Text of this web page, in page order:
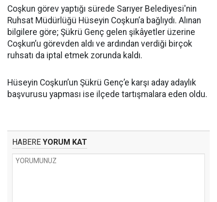
Coşkun görev yaptığı sürede Sarıyer Belediyesi'nin
Ruhsat Müdürlüğü Hüseyin Coşkun’a bağlıydı. Alınan
bilgilere göre; Şükrü Genç gelen şikâyetler üzerine
Coşkun’u görevden aldı ve ardından verdiği birçok
ruhsatı da iptal etmek zorunda kaldı.
Hüseyin Coşkun’un Şükrü Genç’e karşı aday adaylık
başvurusu yapması ise ilçede tartışmalara eden oldu.
HABERE YORUM KAT